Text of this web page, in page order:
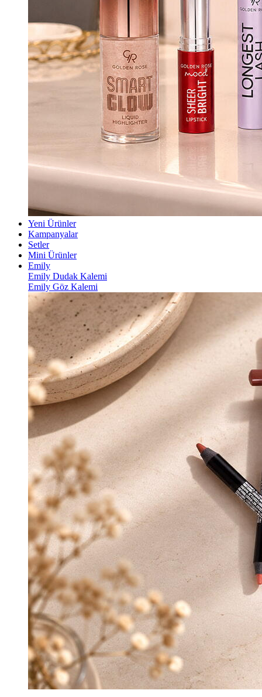
Yeni Ürünler
Kampanyalar
Setler
Mini Ürünler
Emily
Emily Dudak Kalemi
Emily Göz Kalemi